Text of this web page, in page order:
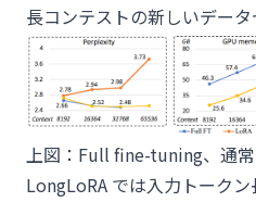
長コンテストの新しいデータ
上図：Full fine-tuning、通
LongLoRA では入力トーク